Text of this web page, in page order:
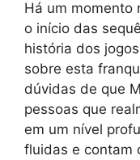
Há um momento
o início das
história dos
sobre esta
dúvidas de que
pessoas que
em um nível
fluidas e contam